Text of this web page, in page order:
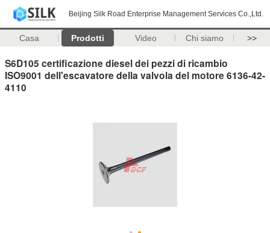
Beijing Silk Road Enterprise Management Services Co.,Ltd.
Casa Prodotti Video Chi siamo >>
S6D105 certificazione diesel dei pezzi di ricambio
ISO9001 dell'escavatore della valvola del motore 6136-42-
4110